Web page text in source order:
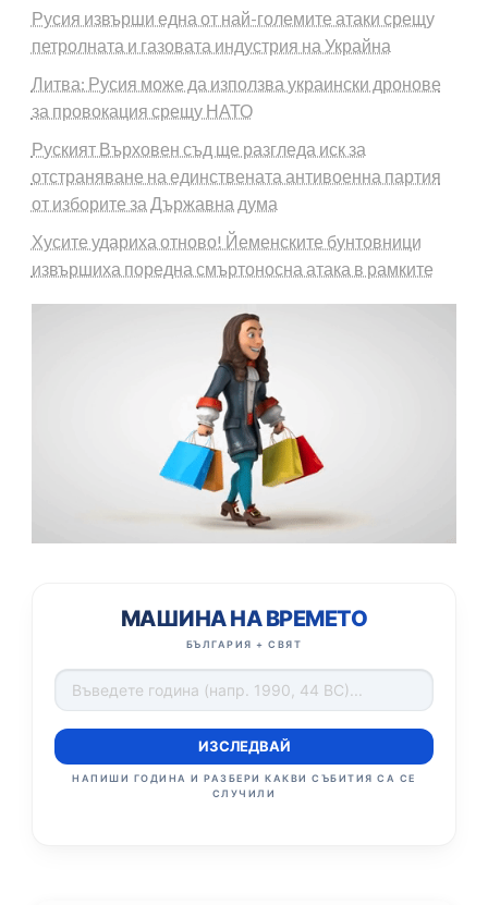
Русия извърши една от най-големите атаки срещу
петролната и газовата индустрия на Украйна
Литва: Русия може да използва украински дронове
за провокация срещу НАТО
Руският Върховен съд ще разгледа иск за
отстраняване на единствената антивоенна партия
от изборите за Държавна дума
Хусите удариха отново! Йеменските бунтовници
извършиха поредна смъртоносна атака в рамките
МАШИНА НА ВРЕМЕТО
БЪЛГАРИЯ + СВЯТ
ИЗСЛЕДВАЙ
НАПИШИ ГОДИНА И РАЗБЕРИ КАКВИ СЪБИТИЯ СА СЕ
СЛУЧИЛИ